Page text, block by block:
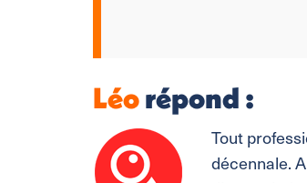
Léorépond :
Tout
décennale.